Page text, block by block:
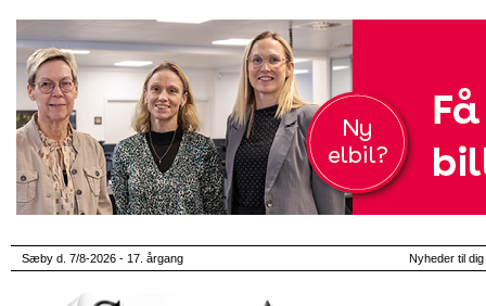
Sæby d. 7/8-2026 - 17. årgang Nyheder til